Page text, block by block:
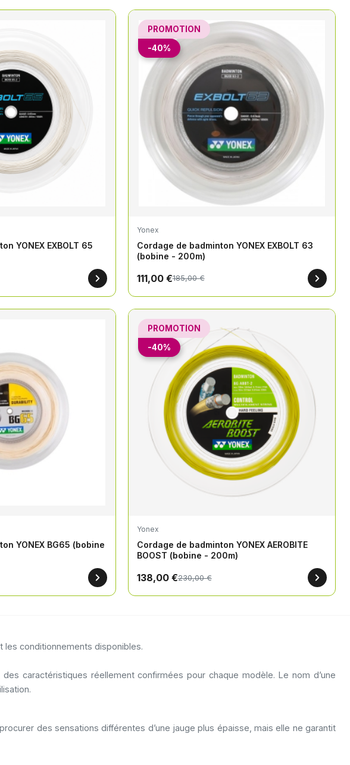
YONEX EXBOLT 65
PROMOTION
-40%
Yonex
Cordage de badminton YONEX EXBOLT 63
(bobine - 200m)
111,00 €185,00 €
YONEX BG65 (bobine
PROMOTION
-40%
Yonex
Cordage de badminton YONEX AEROBITE
BOOST (bobine - 200m)
138,00 €230,00 €
les conditionnements disponibles.
caractéristiques réellement confirmées pour chaque modèle. Le nom d’une
des sensations différentes d’une jauge plus épaisse, mais elle ne garantit